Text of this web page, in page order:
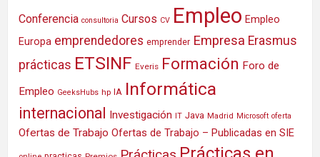
Conferencia consultoria Cursos CV Empleo Empleo
Europa emprendedores emprender Empresa Erasmus
prácticas ETSINF Everis Formación Foro de
Empleo GeeksHubs hp IA Informática
internacional Investigación IT Java Madrid Microsoft oferta
Ofertas de Trabajo Ofertas de Trabajo – Publicadas en SIE